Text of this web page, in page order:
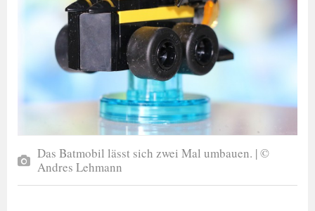
Das Batmobil lässt sich zwei Mal umbauen. | ©
Andres Lehmann